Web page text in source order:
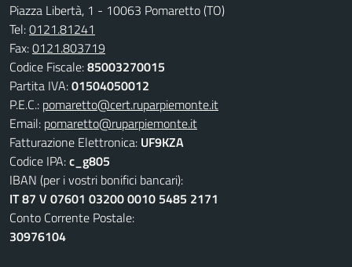
Piazza Libertà, 1 - 10063 Pomaretto (TO)
Tel:0121.81241
Fax:0121.803719
Codice Fiscale:85003270015
Partita IVA:01504050012
P.E.C.: pomaretto@cert.ruparpiemonte.it
Email: pomaretto@ruparpiemonte.it
Fatturazione Elettronica: UF9KZA
Codice IPA:c_g805
IBAN (per i vostri bonifici bancari):
IT 87 V 07601 03200 0010 5485 2171
Conto Corrente Postale:
30976104